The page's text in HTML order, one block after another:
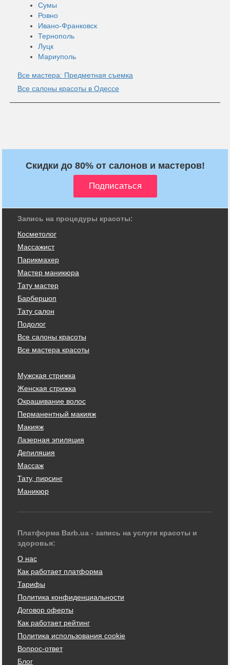
Сумы
Ровно
Ивано-Франковск
Тернополь
Луцк
Мариуполь
Все мастера: Предметная съемка
Все салоны красоты в Одессе
Скидки до 80% от салонов и мастеров!
Запись на процедуры красоты:
Косметолог
Массажист
Парикмахер
Мастер маникюра
Тату мастер
Барбершоп
Тату салон
Подолог
Все салоны красоты
Все мастера красоты
Мужская стрижка
Женская стрижка
Окрашивание волос
Перманентный макияж
Макияж
Лазерная эпиляция
Депиляция
Массаж
Тату, пирсинг
Маникюр
Платформа Barb.ua - запись на услуги красоты и
здоровья:
О нас
Как работает платформа
Тарифы
Политика конфиденциальности
Договор оферты
Как работает рейтинг
Политика использования cookie
Вопрос-ответ
Блог